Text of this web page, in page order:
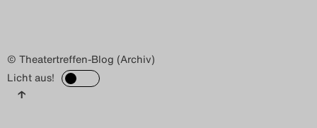
© Theatertreffen-Blog (Archiv)
Licht aus!
↑